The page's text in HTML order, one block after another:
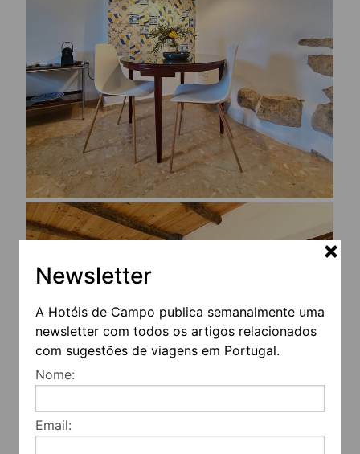
Newsletter
A Hotéis de Campo publica semanalmente uma
newsletter com todos os artigos relacionados
com sugestões de viagens em Portugal.
Nome:
Email: